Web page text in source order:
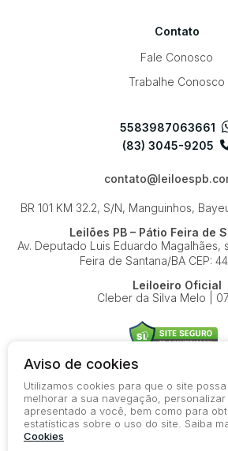
Contato
Fale Conosco
Trabalhe Conosco
5583987063661
(83) 3045-9205
BR 101 KM 32.2, S/N, Manguinhos,
Leilões PB – Pátio Feira de
Av. Deputado Luis Eduardo Magalhães,
Feira de Santana/BA CEP:
Leiloeiro Oficial
Cleber da Silva Melo |
© 2026-present - Todos os
Política de
Aviso de cookies
Utilizamos cookies para que o site
melhorar a sua navegação,
apresentado a você, bem como para
estatísticas sobre o uso do site. Saiba
Cookies